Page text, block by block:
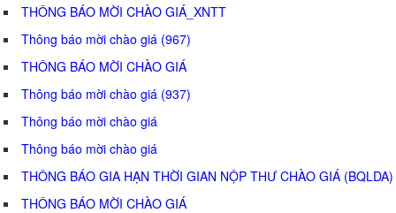
THÔNG BÁO MỜI CHÀO GIÁ_XNTT
Thông báo mời chào giá (967)
THÔNG BÁO MỜI CHÀO GIÁ
Thông báo mời chào giá (937)
Thông báo mời chào giá
Thông báo mời chào giá
THÔNG BÁO GIA HẠN THỜI GIAN NỘP THƯ CHÀO GIÁ (BQLDA)
THÔNG BÁO MỜI CHÀO GIÁ